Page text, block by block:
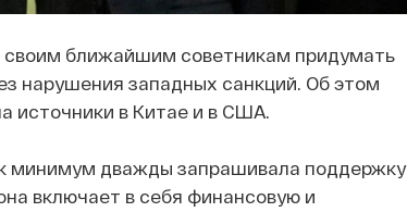
ближайшим советникам придумать
нарушения западных санкций. Об этом
источники в Китае и в США.
минимум дважды запрашивала поддержку
включает в себя финансовую и